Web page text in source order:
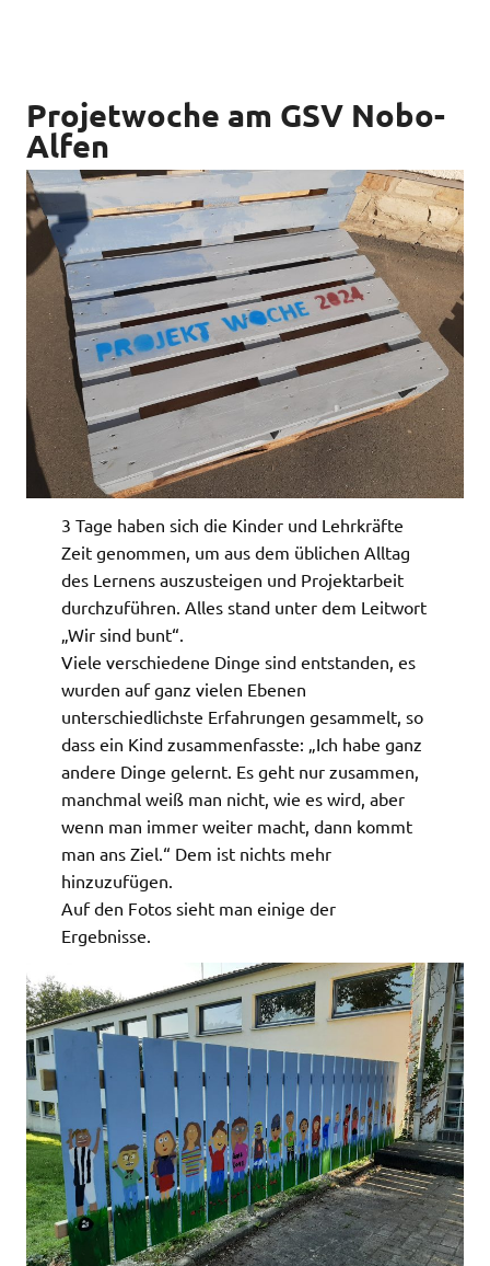
Projetwoche am GSV Nobo-
Alfen
3 Tage haben sich die Kinder und Lehrkräfte
Zeit genommen, um aus dem üblichen Alltag
des Lernens auszusteigen und Projektarbeit
durchzuführen. Alles stand unter dem Leitwort
„Wir sind bunt“.
Viele verschiedene Dinge sind entstanden, es
wurden auf ganz vielen Ebenen
unterschiedlichste Erfahrungen gesammelt, so
dass ein Kind zusammenfasste: „Ich habe ganz
andere Dinge gelernt. Es geht nur zusammen,
manchmal weiß man nicht, wie es wird, aber
wenn man immer weiter macht, dann kommt
man ans Ziel.“ Dem ist nichts mehr
hinzuzufügen.
Auf den Fotos sieht man einige der
Ergebnisse.